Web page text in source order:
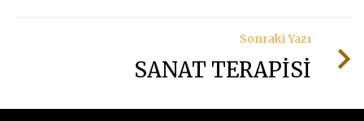
Sonraki Yazı
SANAT TERAPİSİ